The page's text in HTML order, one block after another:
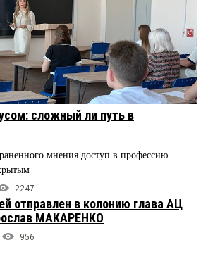
сложный ли путь в
мнения доступ в профессию
2247
отправлен в колонию глава АЦ
МАКАРЕНКО
956